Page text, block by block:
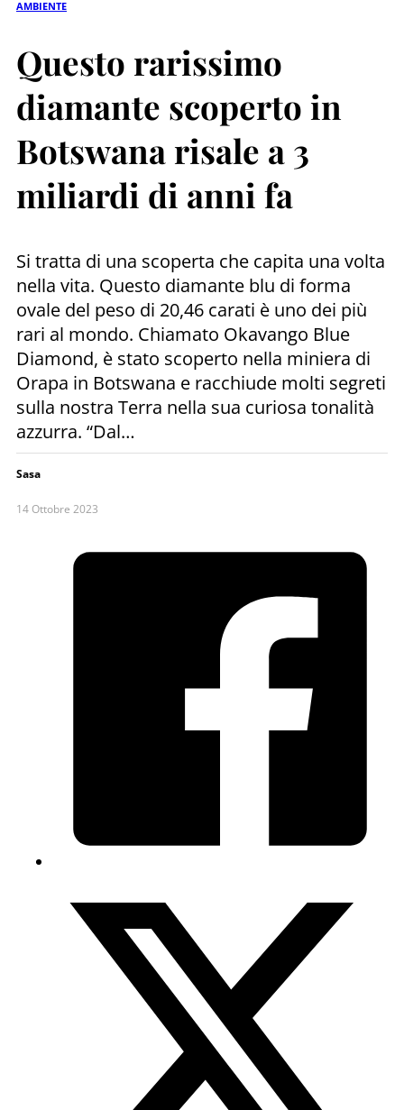
AMBIENTE
Questo rarissimo
diamante scoperto in
Botswana risale a 3
miliardi di anni fa
Si tratta di una scoperta che capita una volta
nella vita. Questo diamante blu di forma
ovale del peso di 20,46 carati è uno dei più
rari al mondo. Chiamato Okavango Blue
Diamond, è stato scoperto nella miniera di
Orapa in Botswana e racchiude molti segreti
sulla nostra Terra nella sua curiosa tonalità
azzurra. “Dal…
Sasa
14 Ottobre 2023